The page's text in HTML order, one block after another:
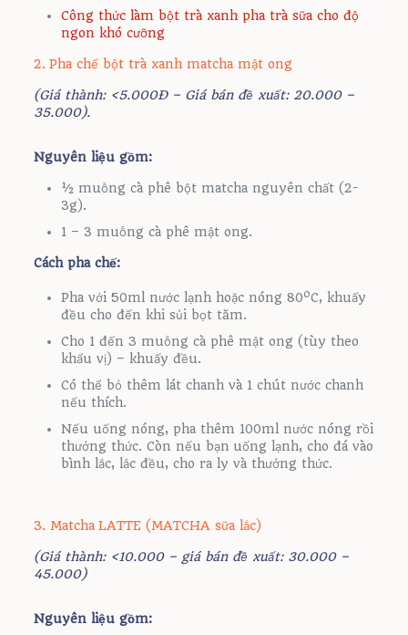
Công thức làm bột trà xanh pha trà sữa cho độ
ngon khó cưỡng
2. Pha chế bột trà xanh matcha mật ong
(Giá thành: <5.000Đ – Giá bán đề xuất: 20.000 –
35.000).
Nguyên liệu gồm:
½ muỗng cà phê bột matcha nguyên chất (2-
3g).
1 – 3 muỗng cà phê mật ong.
Cách pha chế:
Pha với 50ml nước lạnh hoặc nóng 80oC, khuấy
đều cho đến khi sủi bọt tăm.
Cho 1 đến 3 muỗng cà phê mật ong (tùy theo
khẩu vị) – khuấy đều.
Có thể bỏ thêm lát chanh và 1 chút nước chanh
nếu thích.
Nếu uống nóng, pha thêm 100ml nước nóng rồi
thưởng thức. Còn nếu bạn uống lạnh, cho đá vào
bình lắc, lắc đều, cho ra ly và thưởng thức.
3. Matcha LATTE (MATCHA sữa lắc)
(Giá thành: <10.000 – giá bán đề xuất: 30.000 –
45.000)
Nguyên liệu gồm: